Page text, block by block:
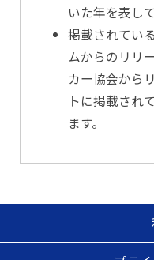
いた年を表し
掲載されてい
ムからのリリ
カー協会から
トに掲載され
ます。